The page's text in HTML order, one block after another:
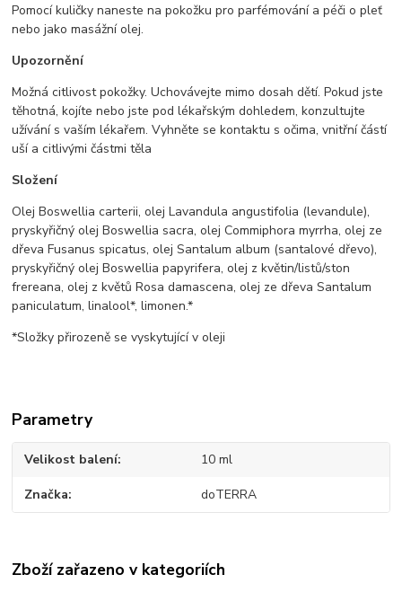
Pomocí kuličky naneste na pokožku pro parfémování a péči o pleť
nebo jako masážní olej.
Upozornění
Možná citlivost pokožky. Uchovávejte mimo dosah dětí. Pokud jste
těhotná, kojíte nebo jste pod lékařským dohledem, konzultujte
užívání s vaším lékařem. Vyhněte se kontaktu s očima, vnitřní částí
uší a citlivými částmi těla
Složení
Olej Boswellia carterii, olej Lavandula angustifolia (levandule),
pryskyřičný olej Boswellia sacra, olej Commiphora myrrha, olej ze
dřeva Fusanus spicatus, olej Santalum album (santalové dřevo),
pryskyřičný olej Boswellia papyrifera, olej z květin/listů/ston
frereana, olej z květů Rosa damascena, olej ze dřeva Santalum
paniculatum, linalool*, limonen.*
*Složky přirozeně se vyskytující v oleji
Parametry
Velikost balení 10 ml
Značka doTERRA
Zboží zařazeno v kategoriích